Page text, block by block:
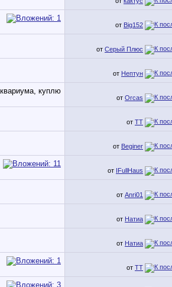
от Big152
от Серый Плюс
от Нептун
от Orcas
от TT
от Beginer
от IFullHaus
от Anri01
от Натиа
от Натиа
от TT